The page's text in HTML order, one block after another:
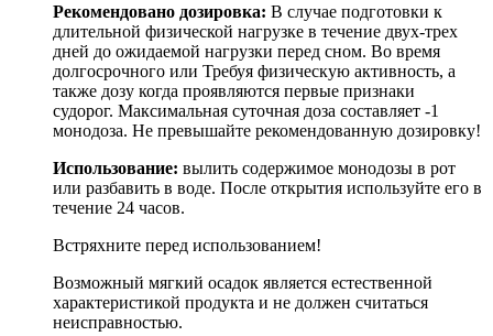
Рекомендовано дозировка: В случае подготовки к
длительной физической нагрузке в течение двух-трех
дней до ожидаемой нагрузки перед сном. Во время
долгосрочного или Требуя физическую активность, а
также дозу когда проявляются первые признаки
судорог. Максимальная суточная доза составляет -1
монодоза. Не превышайте рекомендованную дозировку!
Использование: вылить содержимое монодозы в рот
или разбавить в воде. После открытия используйте его в
течение 24 часов.
Встряхните перед использованием!
Возможный мягкий осадок является естественной
характеристикой продукта и не должен считаться
неисправностью.